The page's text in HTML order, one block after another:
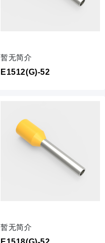
暂无简介
E1512(G)-52
暂无简介